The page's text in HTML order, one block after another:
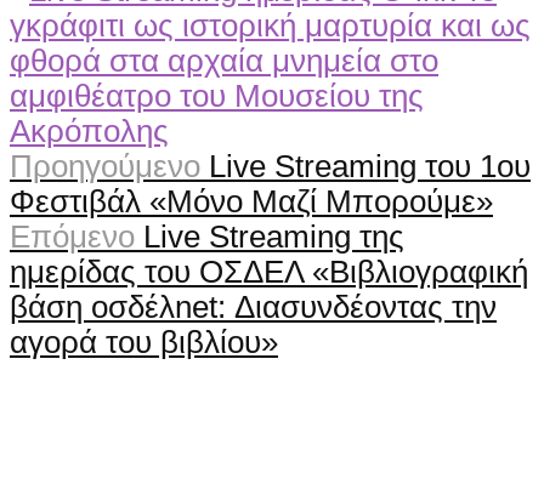
Προηγούμενο Live Streaming του 1ου
Φεστιβάλ «Μόνο Μαζί Μπορούμε»
Επόμενο Live Streaming της
ημερίδας του ΟΣΔΕΛ «Βιβλιογραφική
βάση οσδέλnet: Διασυνδέοντας την
αγορά του βιβλίου»